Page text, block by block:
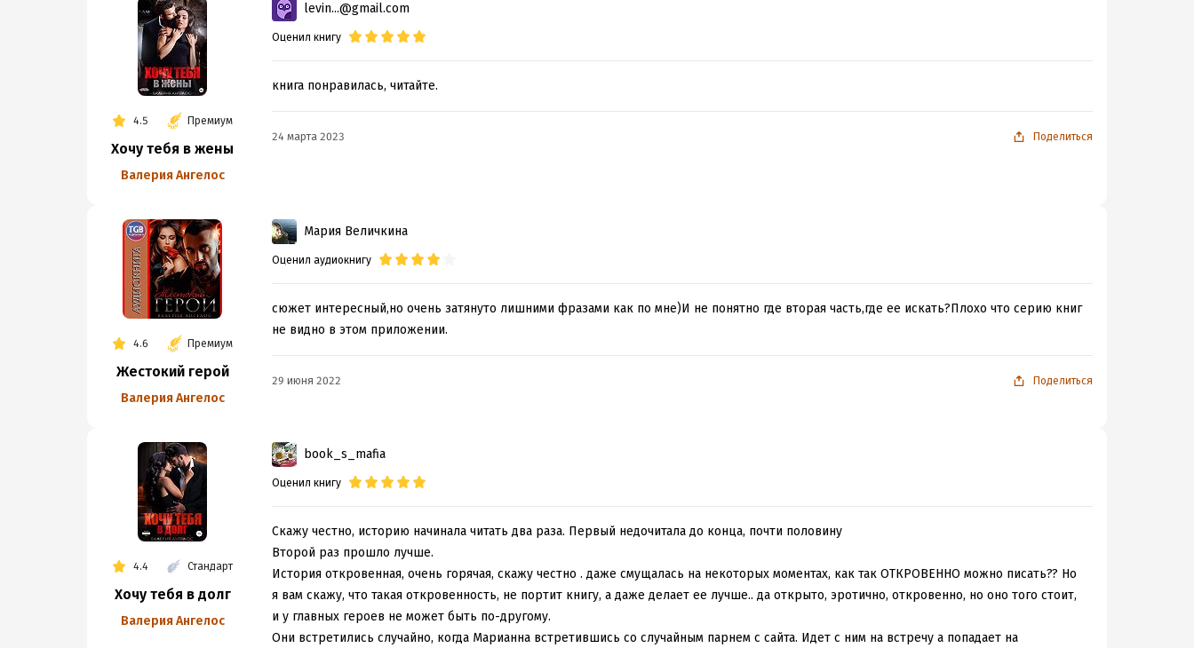
4.5 Премиум
Хочу тебя в жены
Валерия Ангелос
levin...@gmail.com
Оценил книгу
книга понравилась, читайте.
24 марта 2023 Поделиться
4.6 Премиум
Жестокий герой
Валерия Ангелос
Мария Величкина
Оценил аудиокнигу
сюжет интересный,но очень затянуто лишними фразами как по мне)И не понятно где вторая часть,где ее искать?Плохо что серию книг
не видно в этом приложении.
29 июня 2022 Поделиться
4.4 Стандарт
Хочу тебя в долг
Валерия Ангелос
book_s_mafia
Оценил книгу
Скажу честно, историю начинала читать два раза. Первый недочитала до конца, почти половину
Второй раз прошло лучше.
История откровенная, очень горячая, скажу честно . даже смущалась на некоторых моментах, как так ОТКРОВЕННО можно писать?? Но
я вам скажу, что такая откровенность, не портит книгу, а даже делает ее лучше.. да открыто, эротично, откровенно, но оно того стоит,
и у главных героев не может быть по-другому.
Они встретились случайно, когда Марианна встретившись со случайным парнем с сайта. Идет с ним на встречу а попадает на